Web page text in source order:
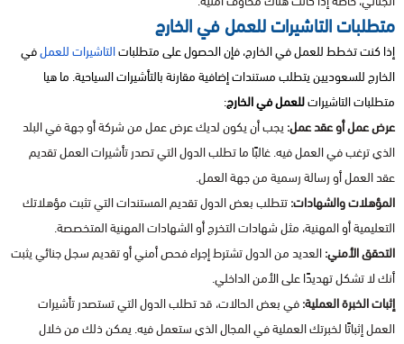
متطلبات التاشيرات للعمل في الخارج
إذا كنت تخطط للعمل في الخارج، فإن الحصول على متطلباتالتاشيرات للعملفي
الخارج للسعوديين يتطلب مستندات إضافية مقارنة بالتأشيرات السياحية. ما هيا
متطلبات التاشيراتللعمل في الخارج:
عرض عمل أو عقد عمل: يجب أن يكون لديك عرض عمل من شركة أو جهة في البلد
الذي ترغب في العمل فيه. غالبًا ما تطلب الدول التي تصدر تأشيرات العمل تقديم
عقد العمل أو رسالة رسمية من جهة العمل.
المؤهلات والشهادات:تتطلب بعض الدول تقديم المستندات التي تثبت مؤهلاتك
التعليمية أو المهنية، مثل شهادات التخرج أو الشهادات المهنية المتخصصة.
التحقق الأمني:العديد من الدول تشترط إجراء فحص أمني أو تقديم سجل جنائي يثبت
أنك لا تشكل تهديدًا على الأمن الداخلي.
إثبات الخبرة العملية:في بعض الحالات، قد تطلب الدول التي تستصدر تأشيرات
العمل إثباتًا لخبرتك العملية في المجال الذي ستعمل فيه. يمكن ذلك من خلال